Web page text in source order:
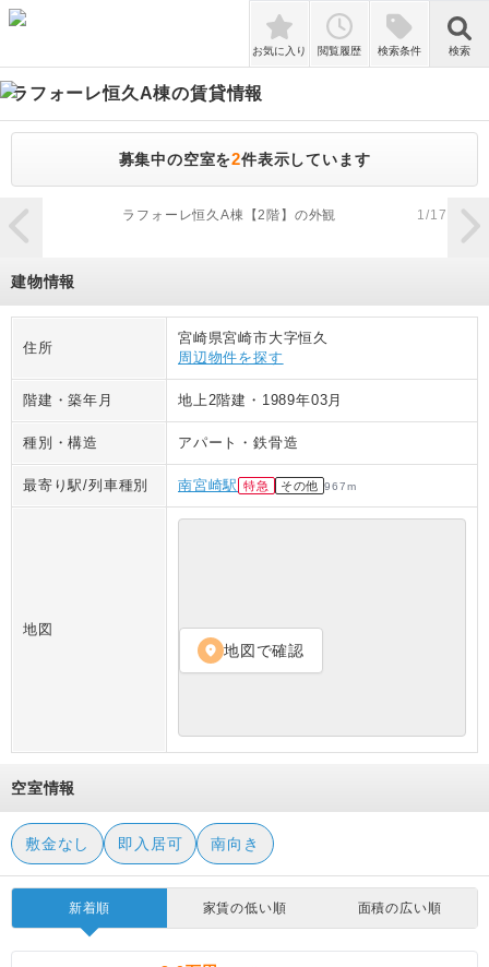
検索
お気に入り 閲覧履歴 検索条件 検索
ラフォーレ恒久A棟の賃貸情報
募集中の空室を2件表示しています
zoom_in
ラフォーレ恒久A棟【2階】の外観 1/17
建物情報
住所
宮崎県宮崎市大字恒久
周辺物件を探す
階建・築年月 地上2階建 ・ 1989年03月
種別・構造 アパート ・鉄骨造
最寄り駅/列車種別 南宮崎駅 特急 その他 967m
地図
location_on 地図で確認
空室情報
敷金なし 即入居可 南向き
新着順 家賃の低い順 面積の広い順